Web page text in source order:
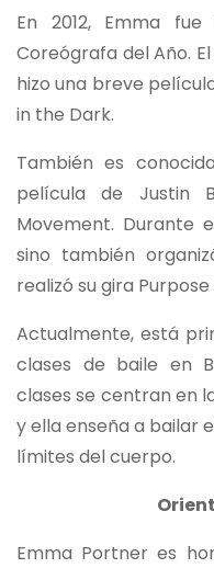
En 2012, Emma
Coreógrafa del Año.
hizo una breve
in the Dark.
También es
película de Justin
Movement. Durante
sino también
realizó su gira
Actualmente, está
clases de baile en
clases se centran en
y ella enseña a bailar
límites del cuerpo.
Emma Portner es